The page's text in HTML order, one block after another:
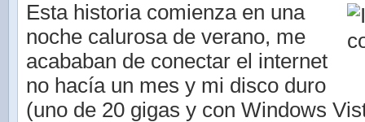
Esta historia comienza en una
noche calurosa de verano, me
acababan de conectar el internet
no hacía un mes y mi disco duro
(uno de 20 gigas y con Windows